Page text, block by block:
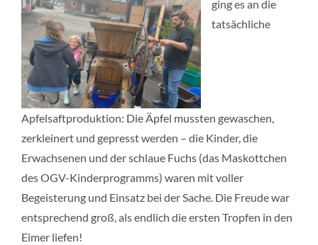
ging es an die
tatsächliche
Apfelsaftproduktion: Die Äpfel mussten gewaschen,
zerkleinert und gepresst werden – die Kinder, die
Erwachsenen und der schlaue Fuchs (das Maskottchen
des OGV-Kinderprogramms) waren mit voller
Begeisterung und Einsatz bei der Sache. Die Freude war
entsprechend groß, als endlich die ersten Tropfen in den
Eimer liefen!